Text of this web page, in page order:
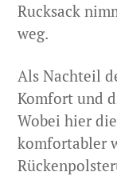
Rucksack
weg.
Als Nachteil
Komfort und
Wobei hier
komfortabler